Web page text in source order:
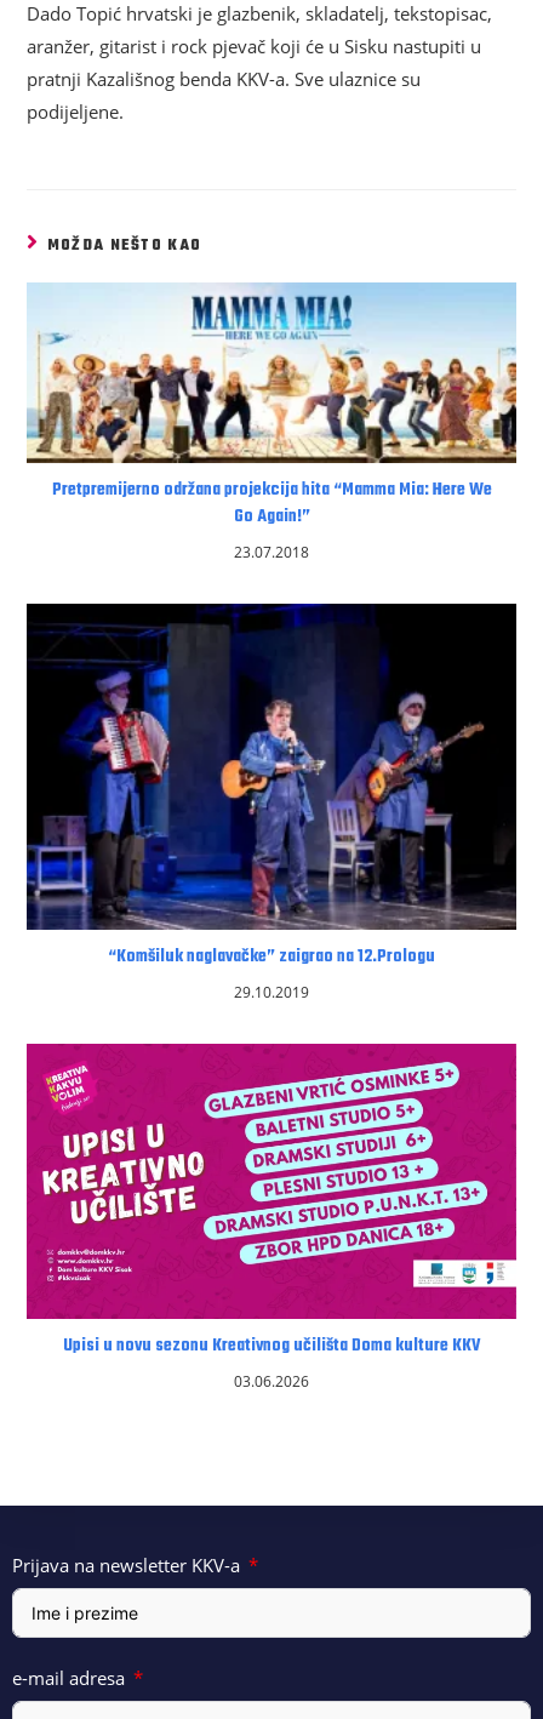
Dado Topić hrvatski je glazbenik, skladatelj, tekstopisac,
aranžer, gitarist i rock pjevač koji će u Sisku nastupiti u
pratnji Kazališnog benda KKV-a. Sve ulaznice su
podijeljene.
MOŽDA NEŠTO KAO
Pretpremijerno održana projekcija hita “Mamma Mia: Here We
Go Again!”
23.07.2018
“Komšiluk naglavačke” zaigrao na 12.Prologu
29.10.2019
Upisi u novu sezonu Kreativnog učilišta Doma kulture KKV
03.06.2026
Prijava na newsletter KKV-a
e-mail adresa